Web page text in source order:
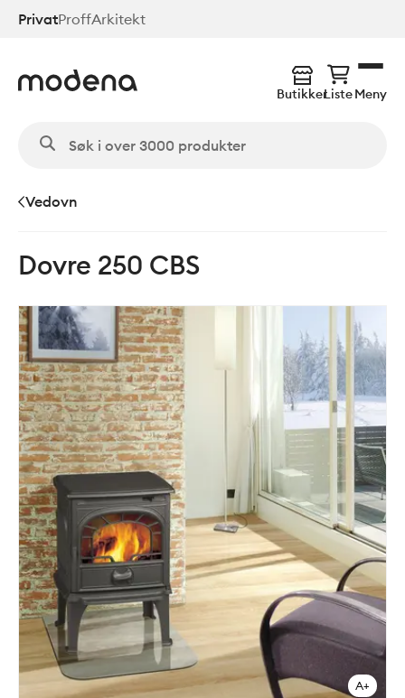
Hopp
PrivatProffArkitekt
ButikkerListeMeny
Vedovn
Dovre 250 CBS
A+